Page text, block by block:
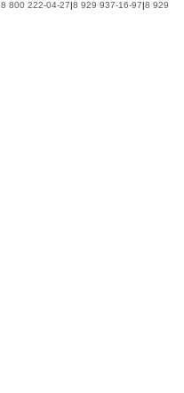
8 800 222-04-27|8 929 937-16-97|8 929